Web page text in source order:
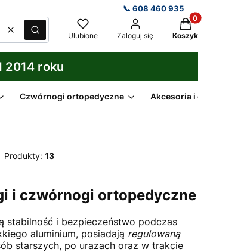
📞 608 460 935
WyczyśćSzukaj Ulubione Zaloguj się
Produkty w
Koszyk
2014 roku
Czwórnogi ortopedyczne Akcesoria i części do
Produkty: 13
i czwórnogi ortopedyczne
stabilność i bezpieczeństwo podczas
aluminium, posiadają regulowaną
starszych, po urazach oraz w trakcie